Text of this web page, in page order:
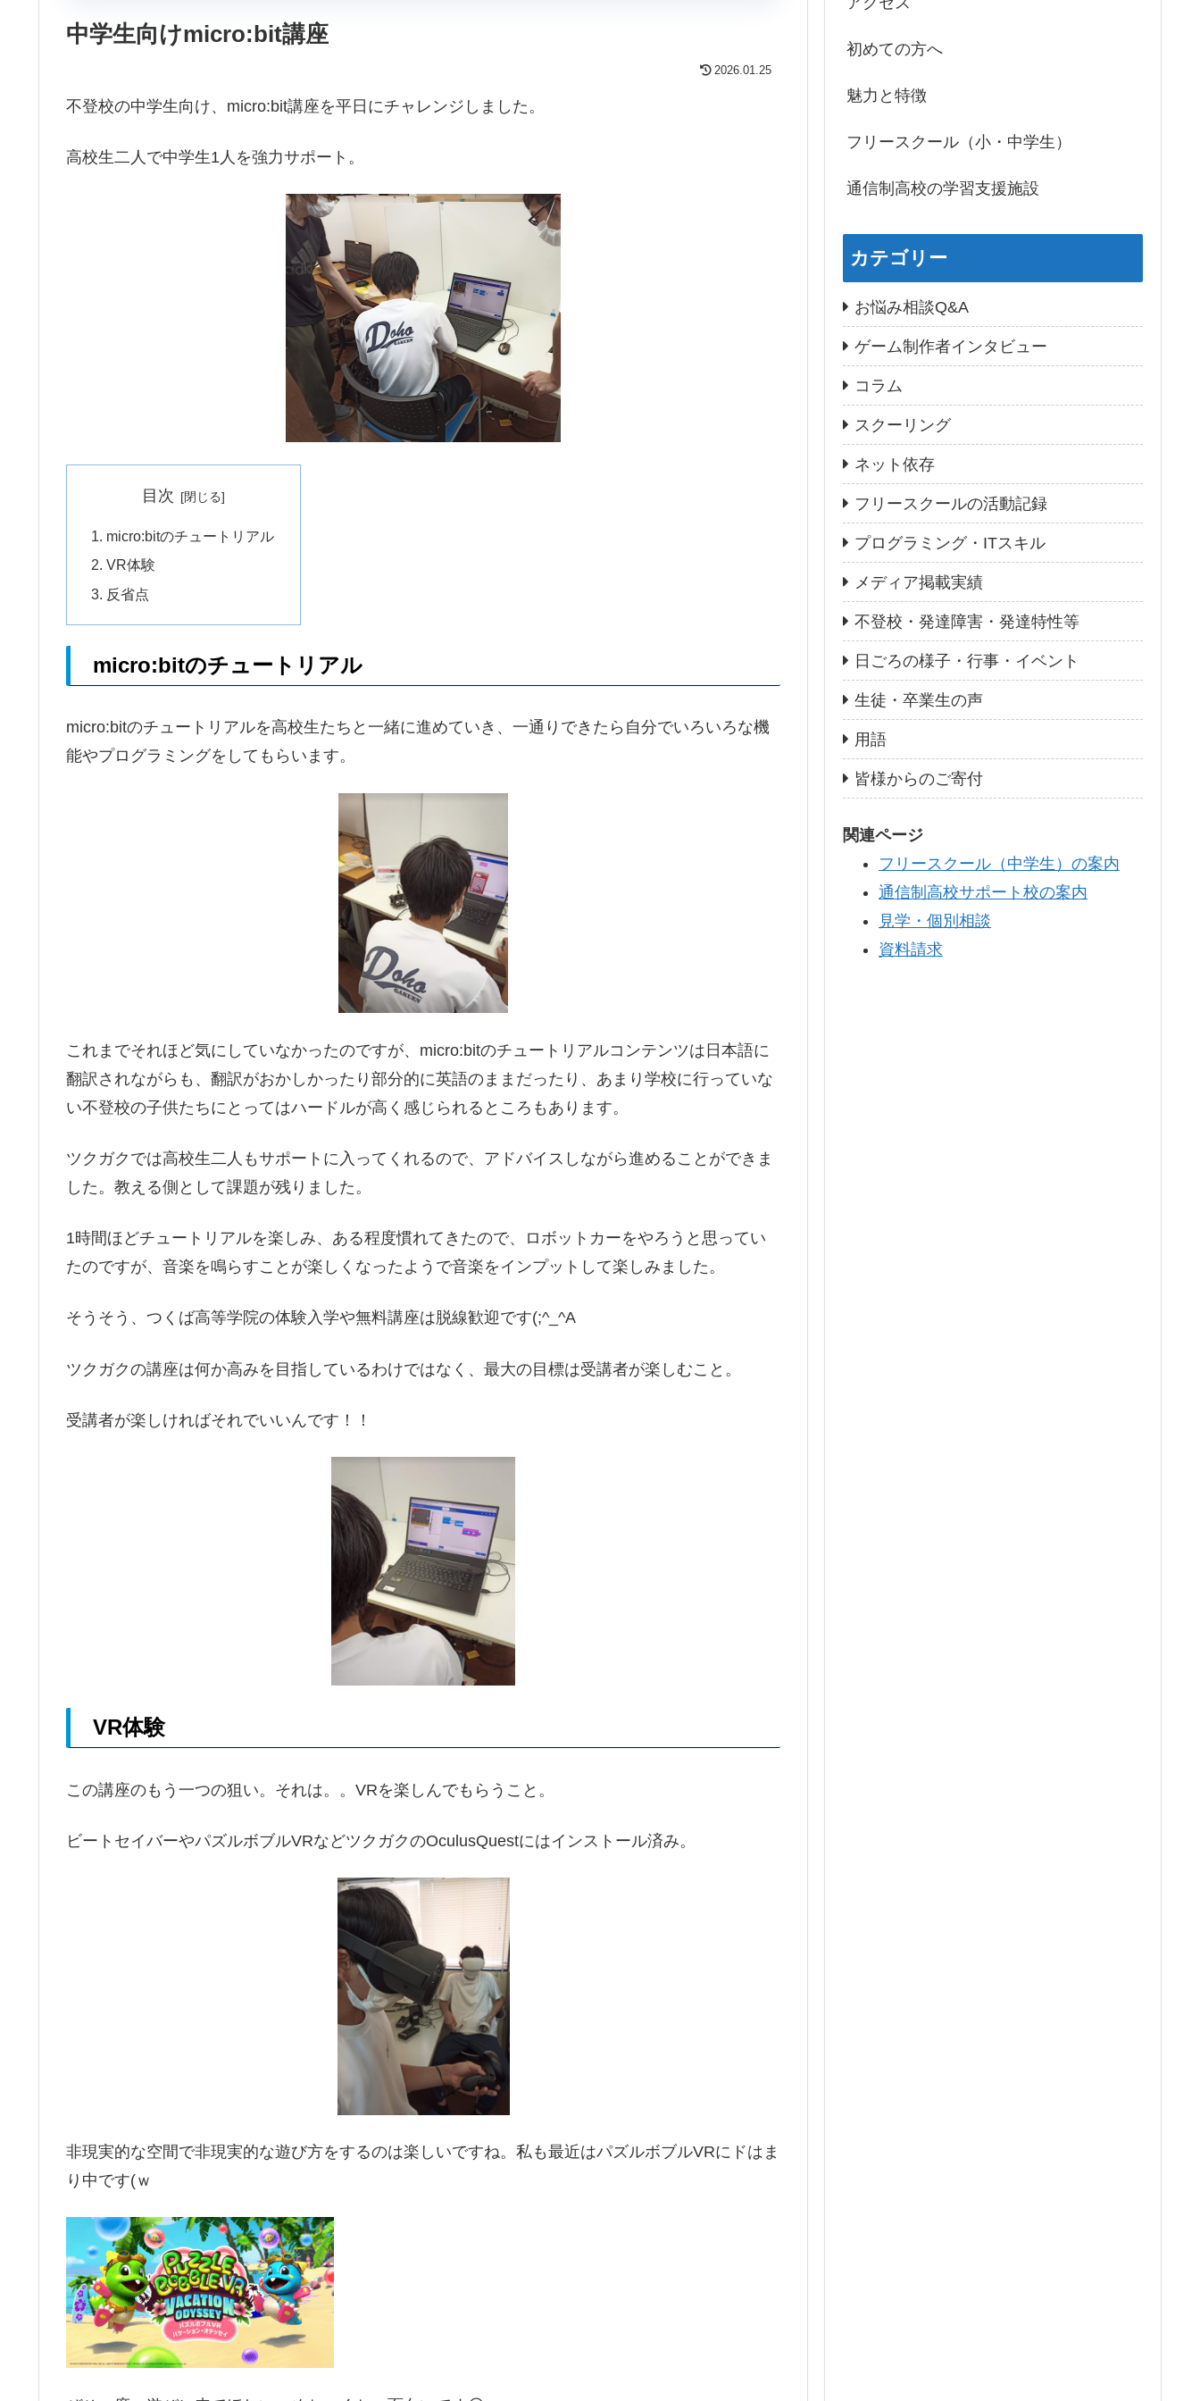
中学生向けmicro:bit講座
2026.01.25
不登校の中学生向け、micro:bit講座を平日にチャレンジしました。
高校生二人で中学生1人を強力サポート。
目次
micro:bitのチュートリアル
VR体験
反省点
micro:bitのチュートリアル
micro:bitのチュートリアルを高校生たちと一緒に進めていき、一通りできたら自分でいろいろな機
能やプログラミングをしてもらいます。
これまでそれほど気にしていなかったのですが、micro:bitのチュートリアルコンテンツは日本語に
翻訳されながらも、翻訳がおかしかったり部分的に英語のままだったり、あまり学校に行っていな
い不登校の子供たちにとってはハードルが高く感じられるところもあります。
ツクガクでは高校生二人もサポートに入ってくれるので、アドバイスしながら進めることができま
した。教える側として課題が残りました。
1時間ほどチュートリアルを楽しみ、ある程度慣れてきたので、ロボットカーをやろうと思ってい
たのですが、音楽を鳴らすことが楽しくなったようで音楽をインプットして楽しみました。
そうそう、つくば高等学院の体験入学や無料講座は脱線歓迎です(;^_^A
ツクガクの講座は何か高みを目指しているわけではなく、最大の目標は受講者が楽しむこと。
受講者が楽しければそれでいいんです！！
VR体験
この講座のもう一つの狙い。それは。。VRを楽しんでもらうこと。
ビートセイバーやパズルボブルVRなどツクガクのOculusQuestにはインストール済み。
非現実的な空間で非現実的な遊び方をするのは楽しいですね。私も最近はパズルボブルVRにドはま
り中です(ｗ
初めての方へ
魅力と特徴
フリースクール（小・中学生）
通信制高校の学習支援施設
カテゴリー
お悩み相談Q&A
ゲーム制作者インタビュー
コラム
スクーリング
ネット依存
フリースクールの活動記録
プログラミング・ITスキル
メディア掲載実績
不登校・発達障害・発達特性等
日ごろの様子・行事・イベント
生徒・卒業生の声
用語
皆様からのご寄付
関連ページ
フリースクール（中学生）の案内
通信制高校サポート校の案内
見学・個別相談
資料請求